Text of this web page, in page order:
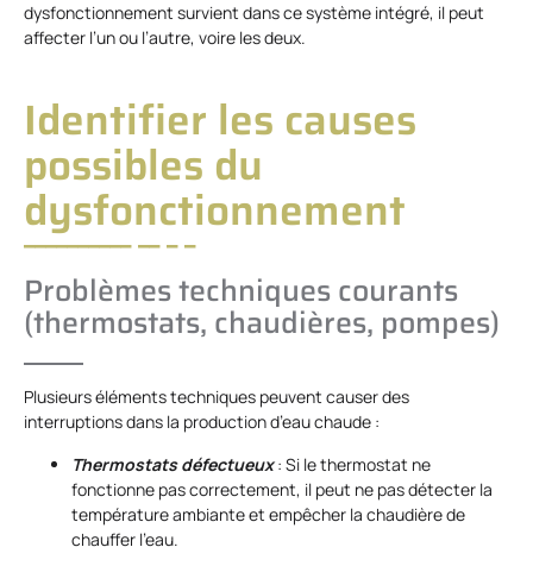
dysfonctionnement survient dans ce système intégré, il peut
affecter l’un ou l’autre, voire les deux.
Identifier les causes
possibles du
dysfonctionnement
Problèmes techniques courants
(thermostats, chaudières, pompes)
Plusieurs éléments techniques peuvent causer des
interruptions dans la production d’eau chaude :
Thermostats défectueux : Si le thermostat ne
fonctionne pas correctement, il peut ne pas détecter la
température ambiante et empêcher la chaudière de
chauffer l’eau.